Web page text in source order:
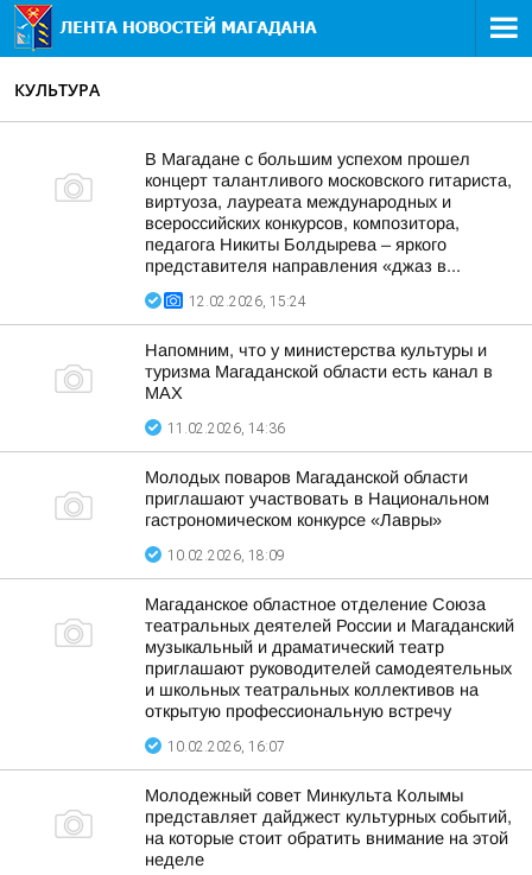
КУЛЬТУРА
В Магадане с большим успехом прошел
концерт талантливого московского гитариста,
виртуоза, лауреата международных и
всероссийских конкурсов, композитора,
педагога Никиты Болдырева – яркого
представителя направления «джаз в...
12.02.2026, 15:24
Напомним, что у министерства культуры и
туризма Магаданской области есть канал в
MAX
11.02.2026, 14:36
Молодых поваров Магаданской области
приглашают участвовать в Национальном
гастрономическом конкурсе «Лавры»
10.02.2026, 18:09
Магаданское областное отделение Союза
театральных деятелей России и Магаданский
музыкальный и драматический театр
приглашают руководителей самодеятельных
и школьных театральных коллективов на
открытую профессиональную встречу
10.02.2026, 16:07
Молодежный совет Минкульта Колымы
представляет дайджест культурных событий,
на которые стоит обратить внимание на этой
неделе